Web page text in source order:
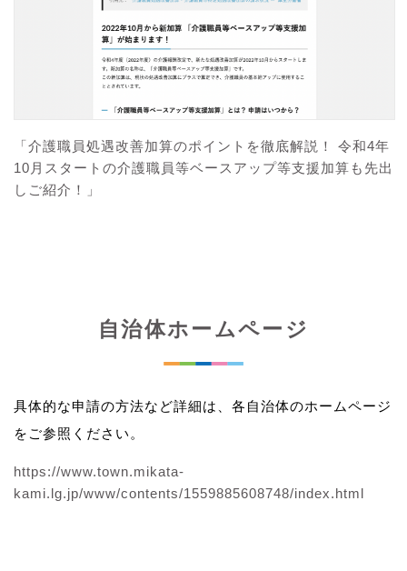
「介護職員処遇改善加算のポイントを徹底解説！ 令和4年
10月スタートの介護職員等ベースアップ等支援加算も先出
しご紹介！」
自治体ホームページ
具体的な申請の方法など詳細は、各自治体のホームページ
をご参照ください。
https://www.town.mikata-
kami.lg.jp/www/contents/1559885608748/index.html